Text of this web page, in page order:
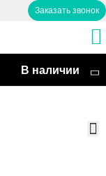
Заказать звонок
В наличии